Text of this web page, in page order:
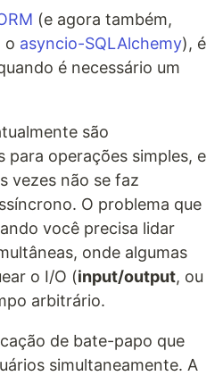
(e agora também,
o asyncio-SQLAlchemy), é
é necessário um
são
para operações simples, e
vezes não se faz
O problema que
você precisa lidar
onde algumas
o I/O (input/output, ou
arbitrário.
de bate-papo que
simultaneamente. A